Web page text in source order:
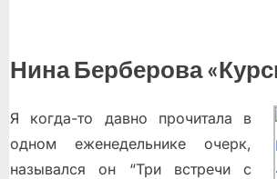
Нина Берберова
Я когда-то давно прочитала в
одном еженедельнике очерк,
назывался он “Три встречи с